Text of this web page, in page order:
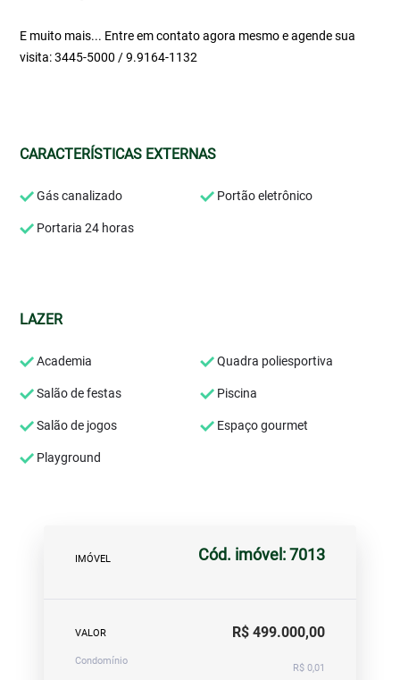
E muito mais... Entre em contato agora mesmo e agende sua
visita: 3445-5000 / 9.9164-1132
CARACTERÍSTICAS EXTERNAS
Gás canalizado Portão eletrônico
Portaria 24 horas
LAZER
Academia Quadra poliesportiva
Salão de festas Piscina
Salão de jogos Espaço gourmet
Playground
IMÓVEL Cód. imóvel: 7013
VALOR R$ 499.000,00
Condomínio
R$ 0,01